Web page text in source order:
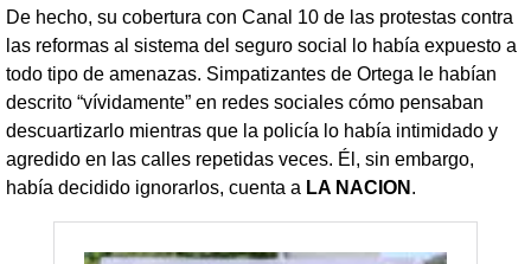
De hecho, su cobertura con Canal 10 de las protestas contra
las reformas al sistema del seguro social lo había expuesto a
todo tipo de amenazas. Simpatizantes de Ortega le habían
descrito “vívidamente” en redes sociales cómo pensaban
descuartizarlo mientras que la policía lo había intimidado y
agredido en las calles repetidas veces. Él, sin embargo,
había decidido ignorarlos, cuenta a LA NACION .